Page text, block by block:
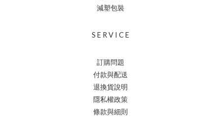
減塑包裝
S E R V I C E
訂購問題
付款與配送
退換貨說明
隱私權政策
條款與細則